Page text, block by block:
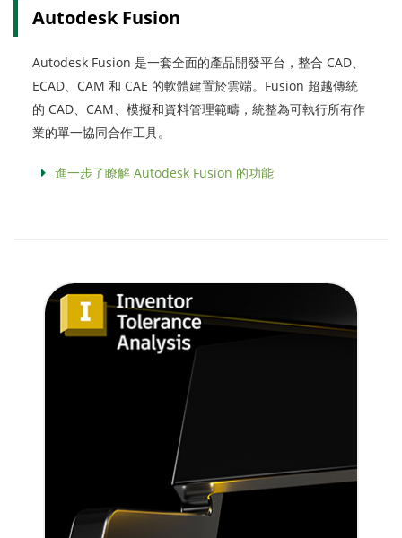
Autodesk Fusion
Autodesk Fusion 是一套全面的產品開發平台，整合 CAD、
ECAD、CAM 和 CAE 的軟體建置於雲端。Fusion 超越傳統
的 CAD、CAM、模擬和資料管理範疇，統整為可執行所有作
業的單一協同合作工具。
進一步了瞭解 Autodesk Fusion 的功能